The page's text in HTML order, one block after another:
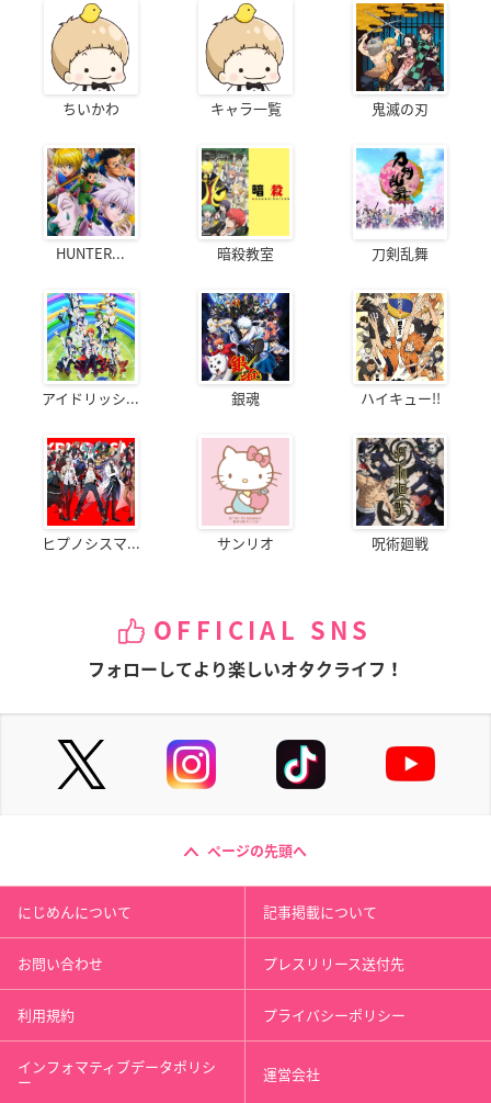
ちいかわ キャラ一覧 鬼滅の刃
HUNTER... 暗殺教室 刀剣乱舞
アイドリッシ... 銀魂 ハイキュー!!
ヒプノシスマ... サンリオ 呪術廻戦
OFFICIAL SNS
フォローしてより楽しいオタクライフ！
ページの先頭へ
にじめんについて 記事掲載について
お問い合わせ プレスリリース送付先
利用規約 プライバシーポリシー
インフォマティブデータポリシ
ー 運営会社